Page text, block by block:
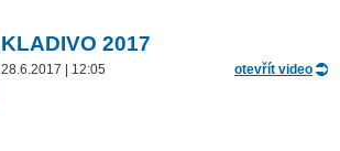
KLADIVO 2017
28.6.2017 | 12:05 otevřít video